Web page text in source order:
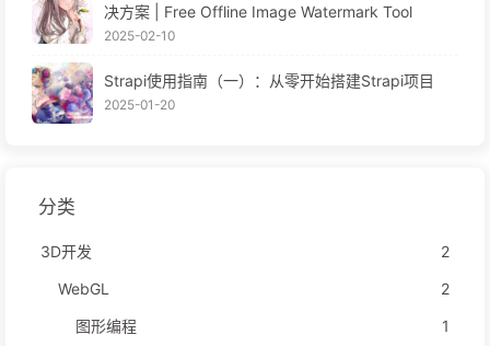
决方案 | Free Offline Image Watermark Tool
2025-02-10
Strapi使用指南（一）：从零开始搭建Strapi项目
2025-01-20
分类
3D开发
2
WebGL
2
图形编程
1